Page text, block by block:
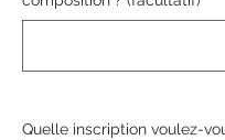
Quelle inscription voulez-